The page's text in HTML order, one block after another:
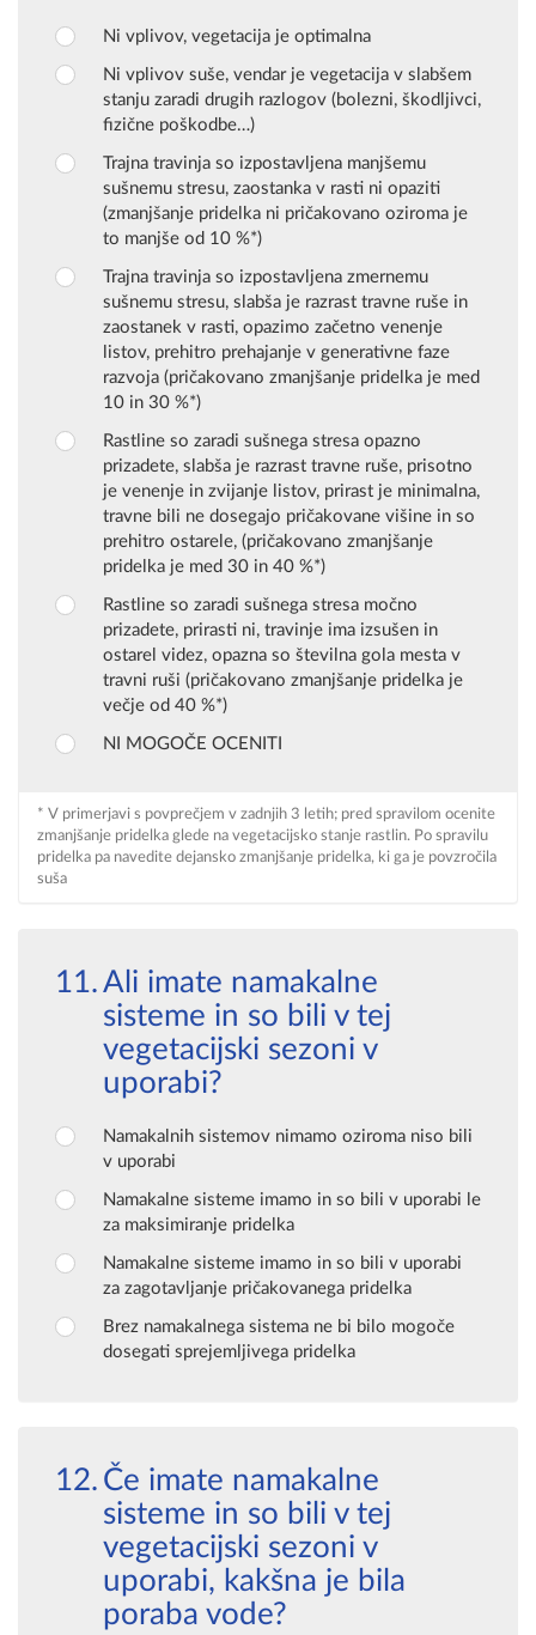
Ni vplivov, vegetacija je optimalna
Ni vplivov suše, vendar je vegetacija v slabšem
stanju zaradi drugih razlogov (bolezni, škodljivci,
fizične poškodbe…)
Trajna travinja so izpostavljena manjšemu
sušnemu stresu, zaostanka v rasti ni opaziti
(zmanjšanje pridelka ni pričakovano oziroma je
to manjše od 10 %*)
Trajna travinja so izpostavljena zmernemu
sušnemu stresu, slabša je razrast travne ruše in
zaostanek v rasti, opazimo začetno venenje
listov, prehitro prehajanje v generativne faze
razvoja (pričakovano zmanjšanje pridelka je med
10 in 30 %*)
Rastline so zaradi sušnega stresa opazno
prizadete, slabša je razrast travne ruše, prisotno
je venenje in zvijanje listov, prirast je minimalna,
travne bili ne dosegajo pričakovane višine in so
prehitro ostarele, (pričakovano zmanjšanje
pridelka je med 30 in 40 %*)
Rastline so zaradi sušnega stresa močno
prizadete, prirasti ni, travinje ima izsušen in
ostarel videz, opazna so številna gola mesta v
travni ruši (pričakovano zmanjšanje pridelka je
večje od 40 %*)
NI MOGOČE OCENITI
* V primerjavi s povprečjem v zadnjih 3 letih; pred spravilom ocenite
zmanjšanje pridelka glede na vegetacijsko stanje rastlin. Po spravilu
pridelka pa navedite dejansko zmanjšanje pridelka, ki ga je povzročila
suša
Ali imate namakalne
sisteme in so bili v tej
vegetacijski sezoni v
uporabi?
Namakalnih sistemov nimamo oziroma niso bili
v uporabi
Namakalne sisteme imamo in so bili v uporabi le
za maksimiranje pridelka
Namakalne sisteme imamo in so bili v uporabi
za zagotavljanje pričakovanega pridelka
Brez namakalnega sistema ne bi bilo mogoče
dosegati sprejemljivega pridelka
Če imate namakalne
sisteme in so bili v tej
vegetacijski sezoni v
uporabi, kakšna je bila
poraba vode?